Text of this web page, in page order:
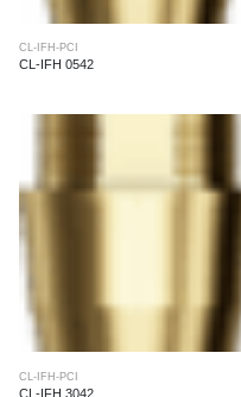
CL-IFH-PCI
CL-IFH 0542
CL-IFH-PCI
CL-IFH 3042